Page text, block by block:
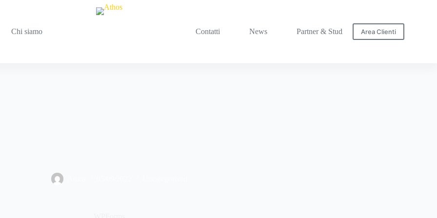
Chi siamo Contatti News Partner & Studi Area Clienti